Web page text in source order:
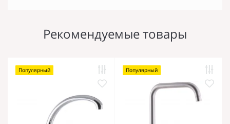
Рекомендуемые товары
Популярный Популярный